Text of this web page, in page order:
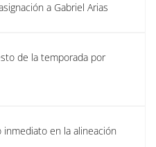
a Gabriel Arias
de la temporada por
en la alineación